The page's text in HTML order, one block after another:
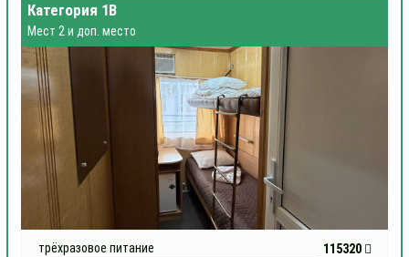
Категория 1В
Мест 2 и доп. место
трёхразовое питание 115320